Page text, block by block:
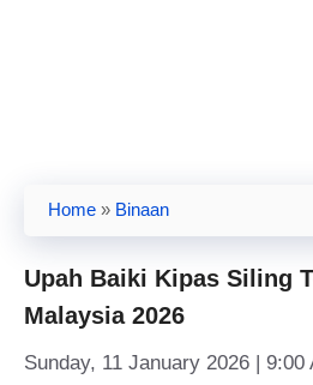
Home » Binaan
Upah Baiki Kipas Siling
Malaysia 2026
Sunday, 11 January 2026 | 9:00